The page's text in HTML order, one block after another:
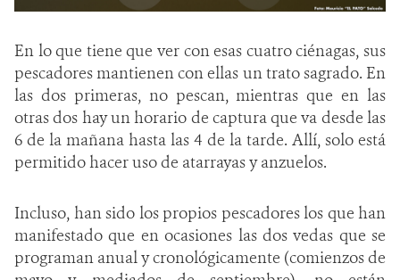
En lo que tiene que ver con esas cuatro ciénagas, sus
pescadores mantienen con ellas un trato sagrado. En
las dos primeras, no pescan, mientras que en las
otras dos hay un horario de captura que va desde las
6 de la mañana hasta las 4 de la tarde. Allí, solo está
permitido hacer uso de atarrayas y anzuelos.
Incluso, han sido los propios pescadores los que han
manifestado que en ocasiones las dos vedas que se
programan anual y cronológicamente (comienzos de